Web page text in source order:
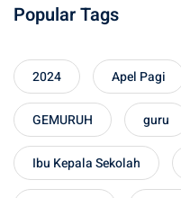
Popular Tags
2024 Apel Pagi
GEMURUH guru
Ibu Kepala Sekolah